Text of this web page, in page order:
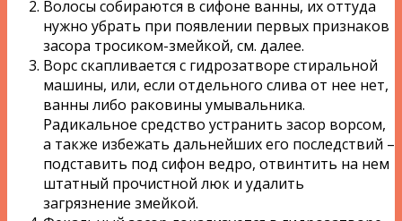
Волосы собираются в сифоне ванны, их оттуда
нужно убрать при появлении первых признаков
засора тросиком-змейкой, см. далее.
Ворс скапливается с гидрозатворе стиральной
машины, или, если отдельного слива от нее нет,
ванны либо раковины умывальника.
Радикальное средство устранить засор ворсом,
а также избежать дальнейших его последствий –
подставить под сифон ведро, отвинтить на нем
штатный прочистной люк и удалить
загрязнение змейкой.